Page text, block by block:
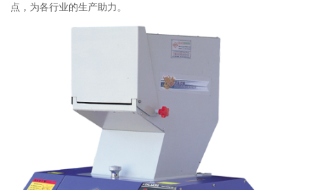
点，为各行业的生产助力。